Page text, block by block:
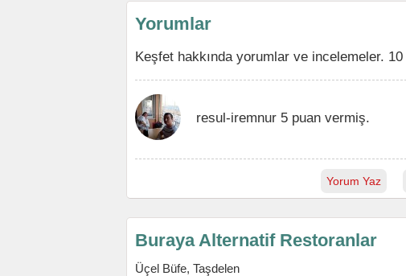
Yorumlar
Keşfet hakkında yorumlar ve incelemeler.
resul-iremnur 5 puan vermiş.
Yorum Yaz
Buraya Alternatif Restoranlar
Üçel Büfe, Taşdelen